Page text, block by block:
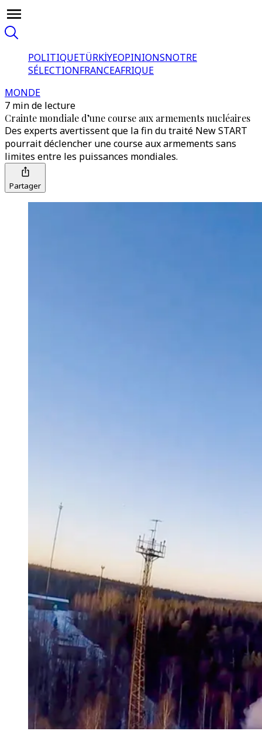
POLITIQUETÜRKİYEOPINIONSNOTRE
SÉLECTIONFRANCEAFRIQUE
MONDE
7 min de lecture
Crainte mondiale d’une course aux armements nucléaires
Des experts avertissent que la fin du traité New START
pourrait déclencher une course aux armements sans
limites entre les puissances mondiales.
Partager